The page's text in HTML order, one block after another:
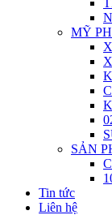
MỸ
SẢN
Tin tức
Liên hệ